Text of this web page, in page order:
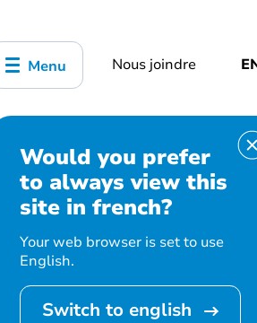
Menu Nous joindre
Would you prefer
to always view this
site in french?
Your web browser is set to use
English.
Switch to english
Accueil Bibliothèque, culture,
Comité de sélection des livres –